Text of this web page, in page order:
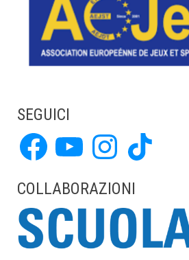
SEGUICI
FacebookYouTube Instagram TikTok
COLLABORAZIONI